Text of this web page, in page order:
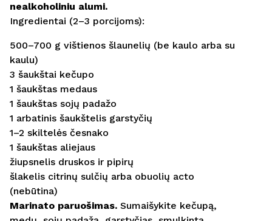
nealkoholiniu alumi.
Ingredientai (2–3 porcijoms):
500–700 g vištienos šlaunelių (be kaulo arba su
kaulu)
3 šaukštai kečupo
1 šaukštas medaus
1 šaukštas sojų padažo
1 arbatinis šaukštelis garstyčių
1–2 skiltelės česnako
1 šaukštas aliejaus
žiupsnelis druskos ir pipirų
šlakelis citrinų sulčių arba obuolių acto
(nebūtina)
Marinato paruošimas. Sumaišykite kečupą,